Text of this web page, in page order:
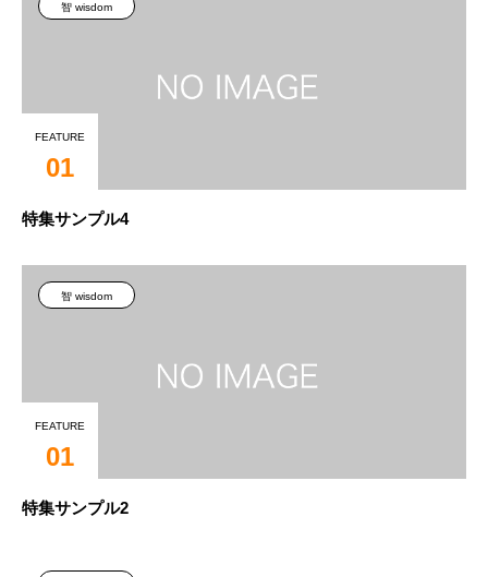
智 wisdom
FEATURE
01
特集サンプル4
智 wisdom
FEATURE
01
特集サンプル2